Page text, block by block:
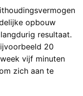
opbouw
resultaat.
20
vijf minuten
zich aan te